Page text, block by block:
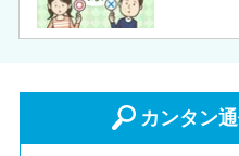
コース
の記事
生徒」な
観があ
カンタン